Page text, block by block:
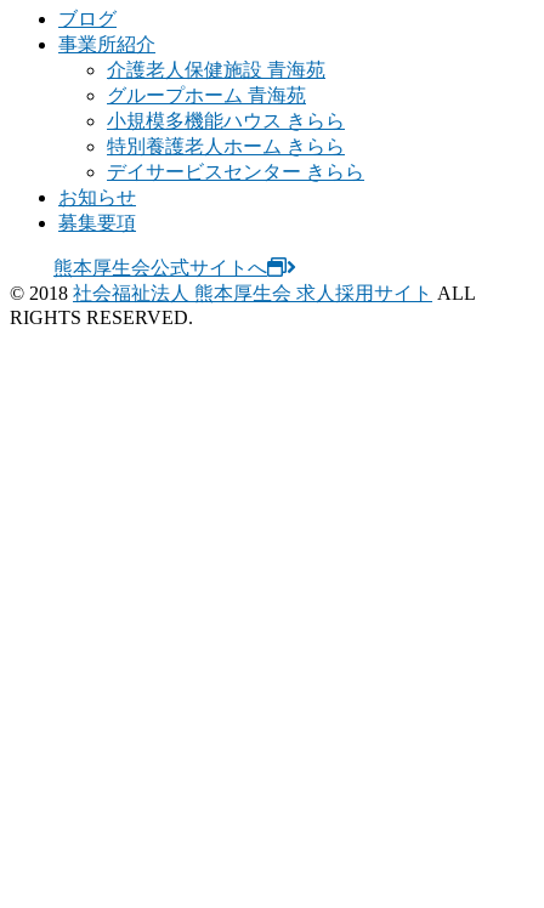
ブログ
事業所紹介
介護老人保健施設 青海苑
グループホーム 青海苑
小規模多機能ハウス きらら
特別養護老人ホーム きらら
デイサービスセンター きらら
お知らせ
募集要項
熊本厚生会公式サイトへ
© 2018 社会福祉法人 熊本厚生会 求人採用サイト ALL
RIGHTS RESERVED.